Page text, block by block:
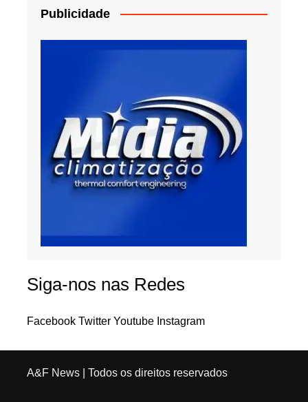
Publicidade
Siga-nos nas Redes
Facebook Twitter Youtube Instagram
A&F News| Todos os direitos reservados